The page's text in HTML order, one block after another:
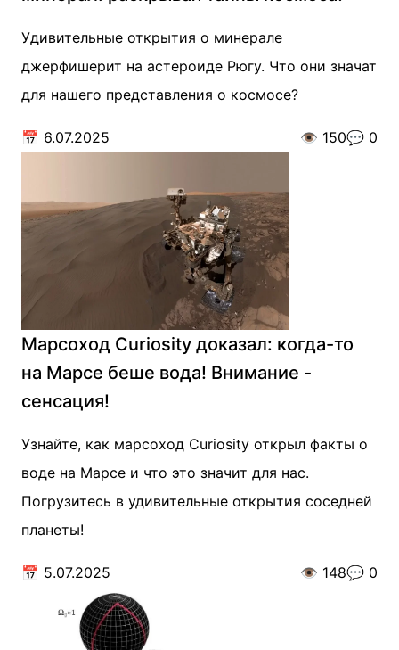
Удивительные открытия о минерале
джерфишерит на астероиде Рюгу. Что они значат
для нашего представления о космосе?
📅 6.07.2025 👁️ 150💬 0
Марсоход Curiosity доказал: когда-то
на Марсе беше вода! Внимание -
сенсация!
Узнайте, как марсоход Curiosity открыл факты о
воде на Марсе и что это значит для нас.
Погрузитесь в удивительные открытия соседней
планеты!
📅 5.07.2025 👁️ 148💬 0